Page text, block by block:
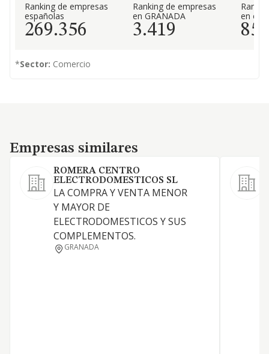
Ranking de empresas
españolas
269.356
Ranking de empresas
en GRANADA
3.419
en el
851
*Sector: Comercio
Empresas similares
Empresas similares
ROMERA CENTRO
ELECTRODOMESTICOS SL
LA COMPRA Y VENTA MENOR
Y MAYOR DE
ELECTRODOMESTICOS Y SUS
COMPLEMENTOS.
GRANADA